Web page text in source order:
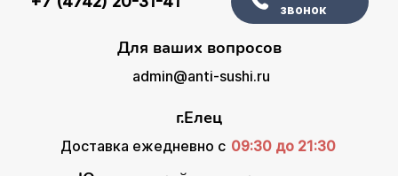
звонок
Для ваших вопросов
admin@anti-sushi.ru
г.Елец
Доставка ежедневно с 09:30 до 21:30